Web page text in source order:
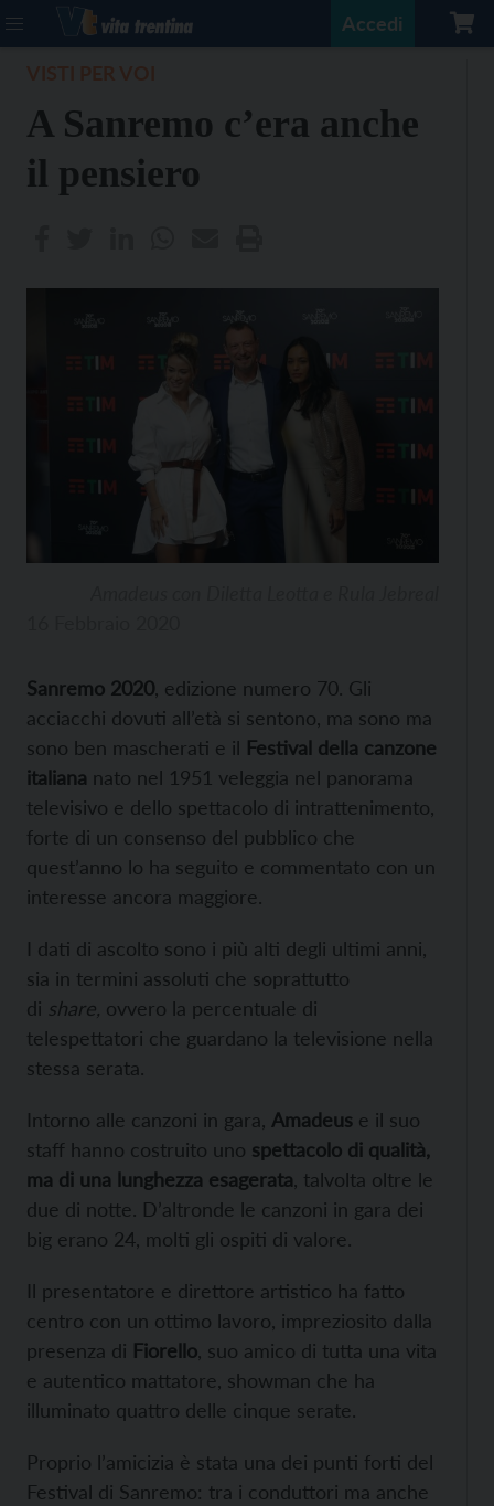
Accedi
A Sanremo c’era anche
il pensiero
Sanremo 2020 , edizione numero 70. Gli
acciacchi dovuti all’età si sentono, ma sono ma
sono ben mascherati e il Festival della canzone
italiana nato nel 1951 veleggia nel panorama
televisivo e dello spettacolo di intrattenimento,
forte di un consenso del pubblico che
quest’anno lo ha seguito e commentato con un
interesse ancora maggiore.
I dati di ascolto sono i più alti degli ultimi anni,
sia in termini assoluti che soprattutto
di share, ovvero la percentuale di
telespettatori che guardano la televisione nella
stessa serata.
Intorno alle canzoni in gara, Amadeus e il suo
staff hanno costruito uno spettacolo di qualità,
ma di una lunghezza esagerata , talvolta oltre le
due di notte. D’altronde le canzoni in gara dei
big erano 24, molti gli ospiti di valore.
Il presentatore e direttore artistico ha fatto
centro con un ottimo lavoro, impreziosito dalla
presenza di Fiorello , suo amico di tutta una vita
e autentico mattatore, showman che ha
illuminato quattro delle cinque serate.
Proprio l’amicizia è stata una dei punti forti del
Festival di Sanremo: tra i conduttori ma anche